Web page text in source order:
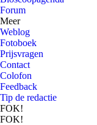
Forum
Meer
Weblog
Fotoboek
Prijsvragen
Contact
Colofon
Feedback
Tip de redactie
FOK!
FOK!